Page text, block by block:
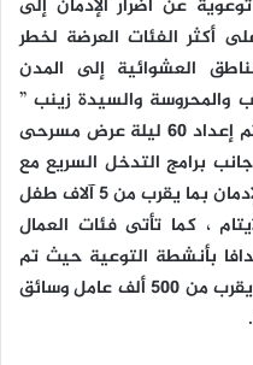
عن أضرار الإدمان إلى
أكثر الفئات العرضة لخطر
العشوائية إلى المدن
والمحروسة والسيدة زينب ”
من خلال العروض المسرحية ،حيث تم إعداد 60 ليلة عرض مسرحى
برامج التدخل السريع مع
أطفال الأحداث لتوعيتهم بمخاطر الإدمان بما يقرب من 5 آلاف طفل
، كما تأتى فئات العمال
بأنشطة التوعية حيث تم
نشر الوعى بأضرار المخدرات بين ما يقرب من 500 ألف عامل وسائق